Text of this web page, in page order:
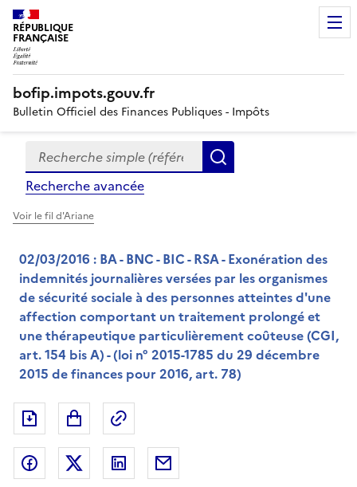
RÉPUBLIQUE
FRANÇAISE
bofip.impots.gouv.fr
Bulletin Officiel des Finances Publiques - Impôts
Formulaire
de
recherche
Recherche simple (références, mots clés, partie du
Recherche avancée
Voir le fil d'Ariane
02/03/2016 : BA - BNC - BIC - RSA - Exonération des
indemnités journalières versées par les organismes
de sécurité sociale à des personnes atteintes d'une
affection comportant un traitement prolongé et
une thérapeutique particulièrement coûteuse (CGI,
art. 154 bis A) - (loi n° 2015-1785 du 29 décembre
2015 de finances pour 2016, art. 78)
Exporter le document au format pdf
Partager sur Facebook
Partager sur Twitter
Partager sur LinkedIn